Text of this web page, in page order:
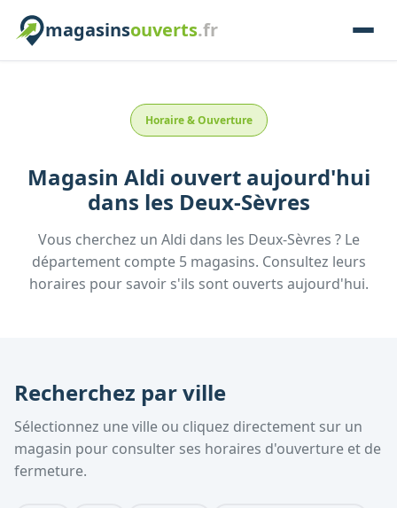
magasinsouverts.fr
Horaire & Ouverture
Magasin Aldi ouvert aujourd'hui
dans les Deux-Sèvres
Vous cherchez un Aldi dans les Deux-Sèvres ? Le
département compte 5magasins. Consultez leurs
horaires pour savoir s'ils sont ouverts aujourd'hui.
Recherchez par ville
Sélectionnez une ville ou cliquez directement sur un
magasin pour consulter ses horaires d'ouverture et de
fermeture.